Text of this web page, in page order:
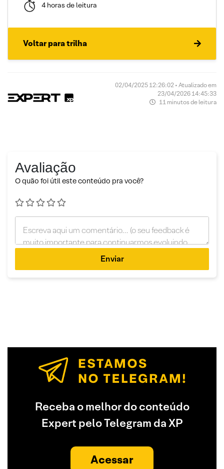
4 horas de leitura
Voltar para trilha
02/04/2025 12:26:02 • Atualizado em
23/04/2026 14:45:33
11 minutos de leitura
Avaliação
O quão foi útil este conteúdo pra você?
Enviar
Receba o melhor do conteúdo
Expert pelo Telegram da XP
Acessar